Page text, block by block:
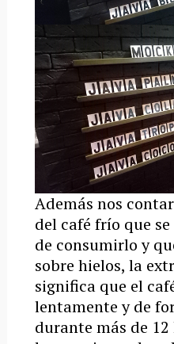
Además nos
del café frío que
de consumirlo y
sobre hielos, la
significa que el
lentamente y de
durante más de